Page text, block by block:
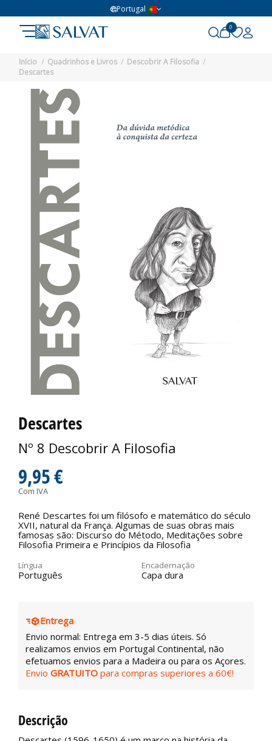
Portugal
0
Início Quadrinhos e Livros
Descobrir A Filosofia
Descartes
Descartes
Nº 8 Descobrir A Filosofia
9,95 €
Com IVA
René Descartes foi um filósofo e matemático do século
XVII, natural da França. Algumas de suas obras mais
famosas são: Discurso do Método, Meditações sobre
Filosofia Primeira e Princípios da Filosofia
Língua
Português
Encadernação
Capa dura
Entrega
Envio normal: Entrega em 3-5 dias úteis. Só
realizamos envios em Portugal Continental, não
efetuamos envios para a Madeira ou para os Açores.
Envio GRATUITO para compras superiores a 60€!
Descrição